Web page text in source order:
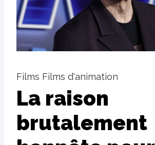
Films Films d'animation
La raison
brutalement